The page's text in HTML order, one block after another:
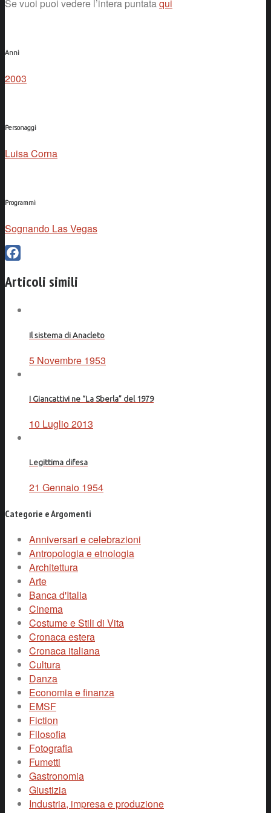
Se vuoi puoi vedere l’intera puntataqui
Anni
2003
Personaggi
Luisa Corna
Programmi
Sognando Las Vegas
Articoli simili
Il sistema di Anacleto
5 Novembre 1953
I Giancattivi ne “La Sberla” del 1979
10 Luglio 2013
Legittima difesa
21 Gennaio 1954
Categorie e Argomenti
Anniversari e celebrazioni
Antropologia e etnologia
Architettura
Arte
Banca d'Italia
Cinema
Costume e Stili di Vita
Cronaca estera
Cronaca italiana
Cultura
Danza
Economia e finanza
EMSF
Fiction
Filosofia
Fotografia
Fumetti
Gastronomia
Giustizia
Industria, impresa e produzione